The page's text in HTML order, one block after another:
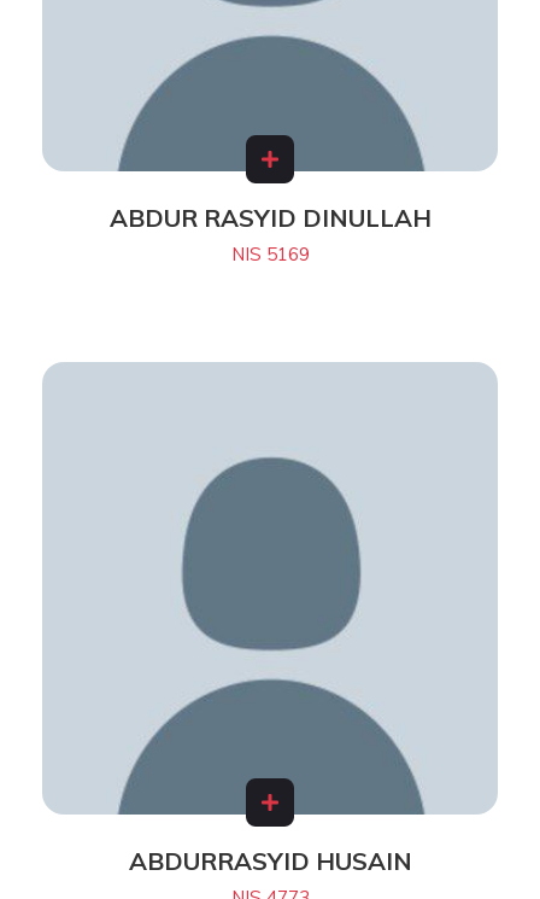
ABDUR RASYID DINULLAH
NIS 5169
ABDURRASYID HUSAIN